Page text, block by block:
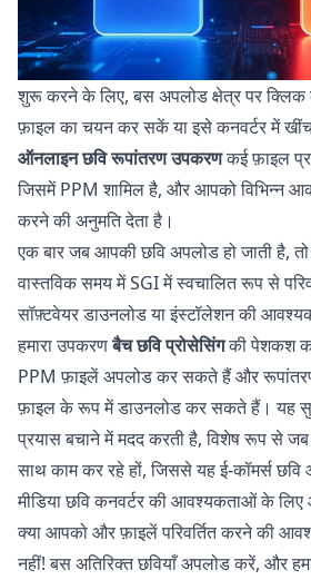
शुरू करने के लिए, बस अपलोड क्षेत्र पर क्लिक
फ़ाइल का चयन कर सकें या इसे कनवर्टर में
ऑनलाइन छवि रूपांतरण उपकरणकई फ़ाइल
जिसमें PPM शामिल है, और आपको विभिन्न
करने की अनुमति देता है।
एक बार जब आपकी छवि अपलोड हो जाती है, तो
वास्तविक समय में SGI में स्वचालित रूप से
सॉफ़्टवेयर डाउनलोड या इंस्टॉलेशन की
हमारा उपकरणबैच छवि प्रोसेसिंगकी पेशकश
PPM फ़ाइलें अपलोड कर सकते हैं और
फ़ाइल के रूप में डाउनलोड कर सकते हैं। यह
प्रयास बचाने में मदद करती है, विशेष रूप से
साथ काम कर रहे हों, जिससे यह ई-कॉमर्स
मीडिया छवि कनवर्टर की आवश्यकताओं के लिए
क्या आपको और फ़ाइलें परिवर्तित करने की
नहीं! बस अतिरिक्त छवियाँ अपलोड करें, और